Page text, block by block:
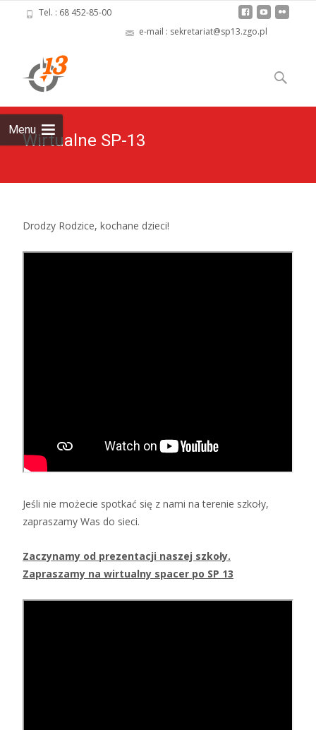
Tel. : 68 452-85-00
e-mail : sekretariat@sp13.zgo.pl
Menu
to
content
Szukaj:
Wirtualne SP-13
Drodzy Rodzice, kochane dzieci!
Jeśli nie możecie spotkać się z nami na terenie szkoły,
zapraszamy Was do sieci.
Zaczynamy od prezentacji naszej szkoły.
Zapraszamy na wirtualny spacer po SP 13